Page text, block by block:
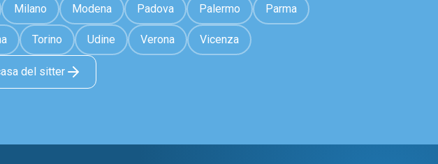
Milano Modena Padova Palermo Parma
Torino Udine Verona Vicenza
del sitter